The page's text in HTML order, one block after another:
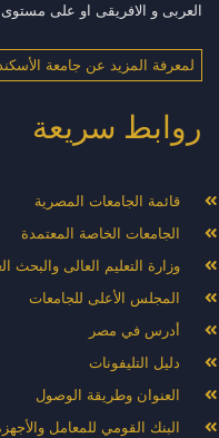
العربى و الافريقى او على مستوى
لمعرفة المزيد عن جامعة
روابط سريعة
قائمة الجامعات المصرية
الجامعات الخاصة المعتمدة
وزارة التعليم العالى والبحث
المجلس الأعلى للجامعات
أدرس في مصر
دليل التليفونات
العنوان وطريقة الوصول
البنك القومي للمعامل